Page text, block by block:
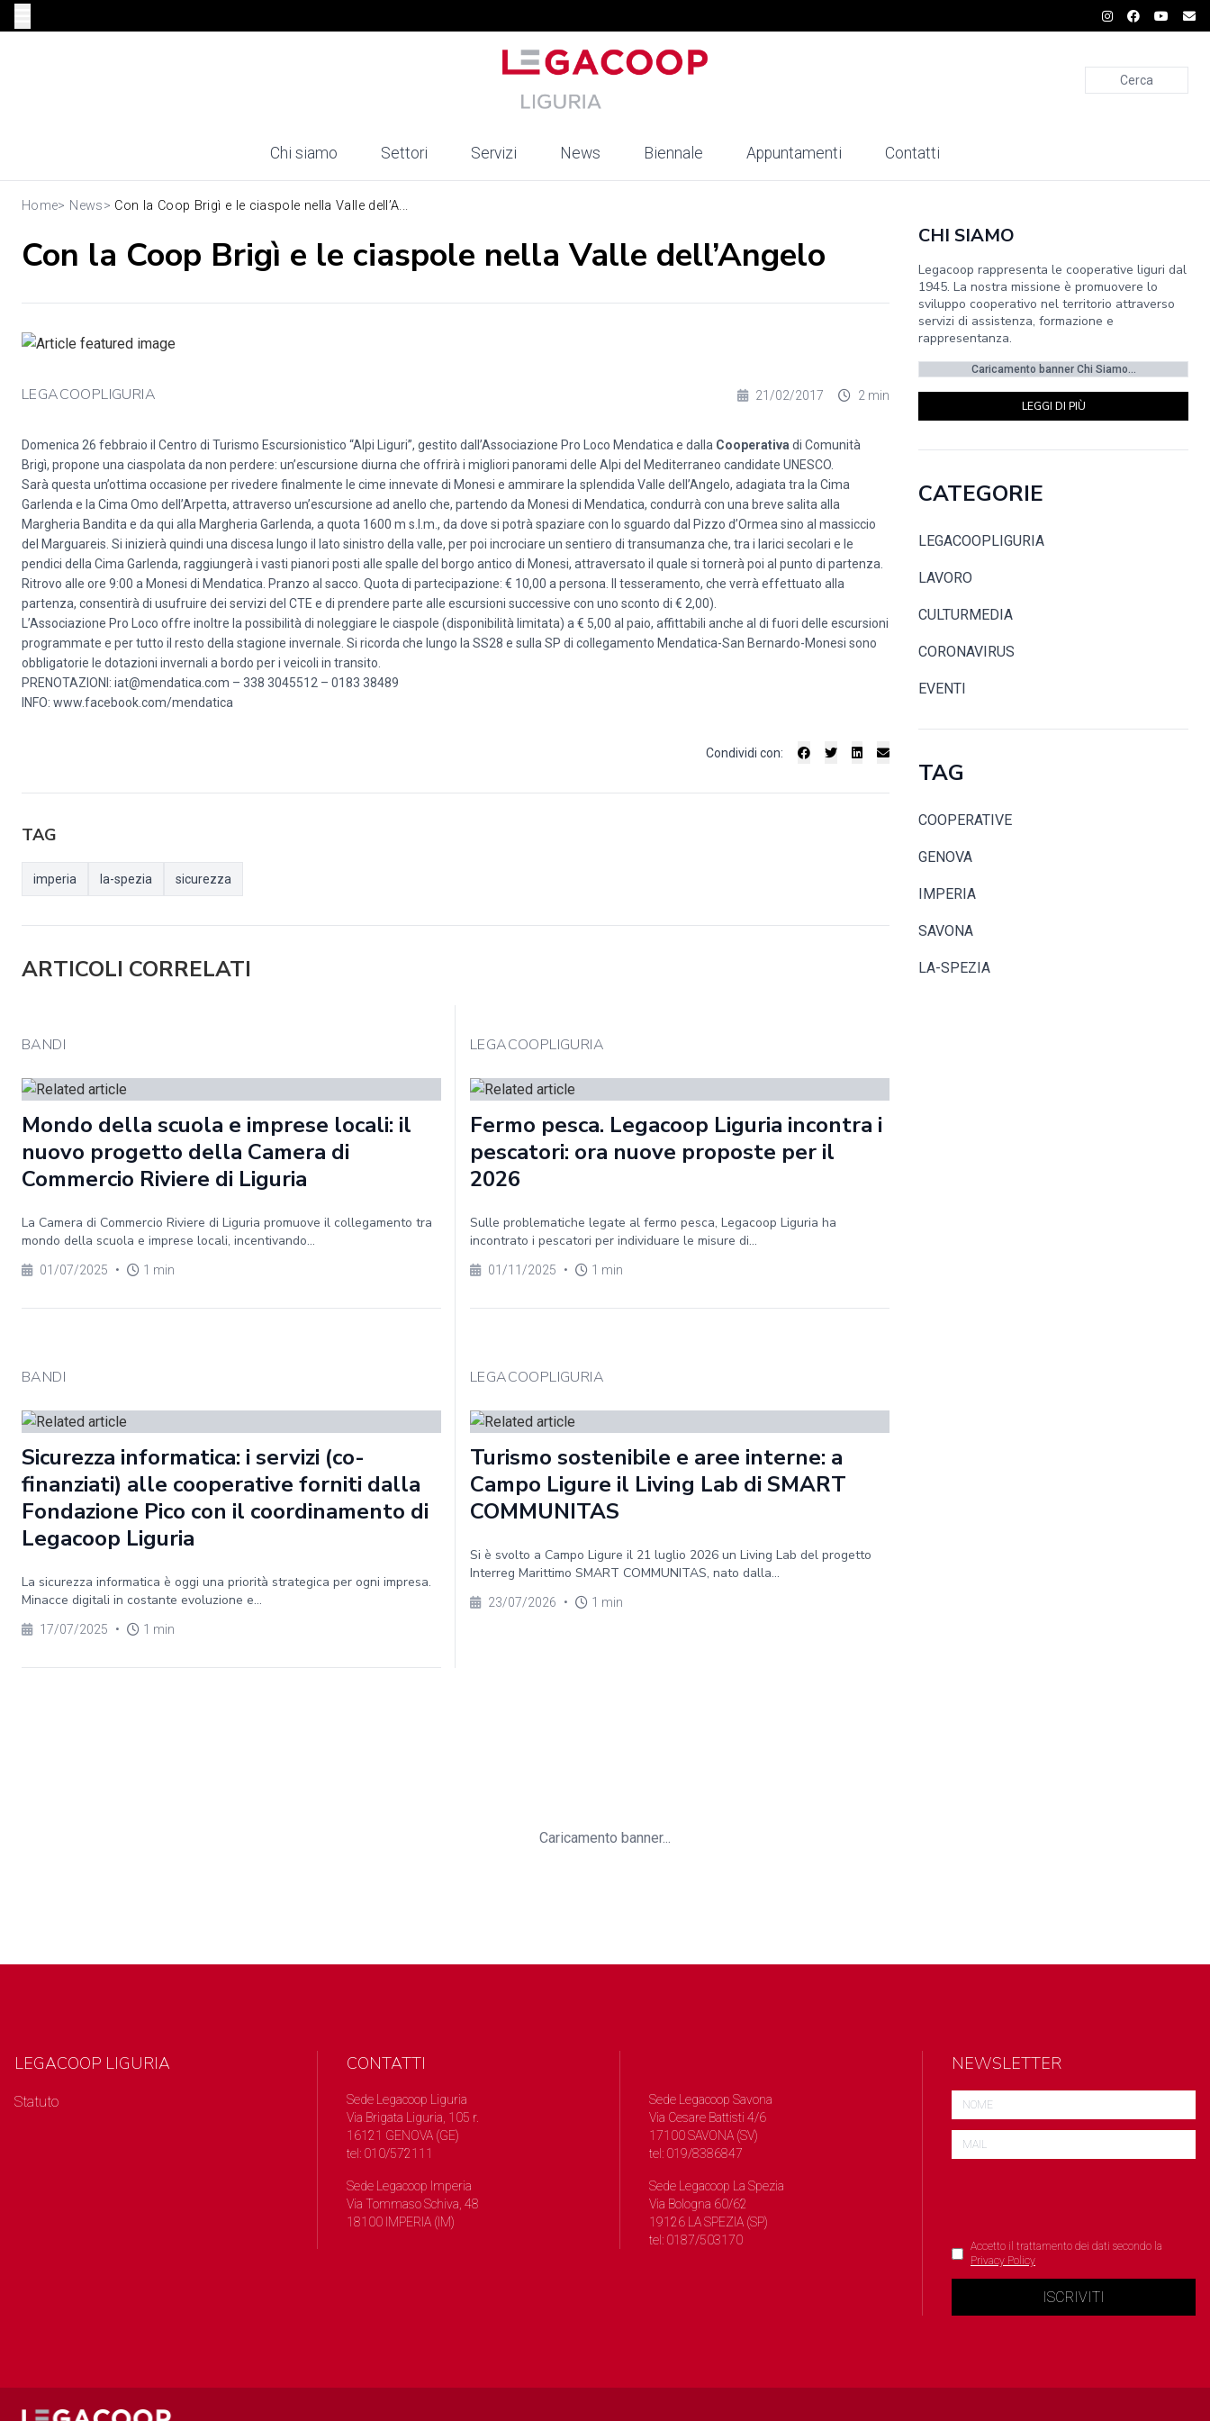
Cerca
Chi siamo Settori Servizi News Biennale Appuntamenti Contatti
Home> News> Con la Coop Brigì e le ciaspole nella Valle dell’A...
Con la Coop Brigì e le ciaspole nella Valle dell’Angelo
LEGACOOPLIGURIA 21/02/2017 2 min
Domenica 26 febbraio il Centro di Turismo Escursionistico “Alpi Liguri”, gestito dall’Associazione Pro Loco Mendatica e dalla Cooperativa di Comunità
Brigì, propone una ciaspolata da non perdere: un’escursione diurna che offrirà i migliori panorami delle Alpi del Mediterraneo candidate UNESCO.
Sarà questa un’ottima occasione per rivedere finalmente le cime innevate di Monesi e ammirare la splendida Valle dell’Angelo, adagiata tra la Cima
Garlenda e la Cima Omo dell’Arpetta, attraverso un’escursione ad anello che, partendo da Monesi di Mendatica, condurrà con una breve salita alla
Margheria Bandita e da qui alla Margheria Garlenda, a quota 1600 m s.l.m., da dove si potrà spaziare con lo sguardo dal Pizzo d’Ormea sino al massiccio
del Marguareis. Si inizierà quindi una discesa lungo il lato sinistro della valle, per poi incrociare un sentiero di transumanza che, tra i larici secolari e le
pendici della Cima Garlenda, raggiungerà i vasti pianori posti alle spalle del borgo antico di Monesi, attraversato il quale si tornerà poi al punto di partenza.
Ritrovo alle ore 9:00 a Monesi di Mendatica. Pranzo al sacco. Quota di partecipazione: € 10,00 a persona. Il tesseramento, che verrà effettuato alla
partenza, consentirà di usufruire dei servizi del CTE e di prendere parte alle escursioni successive con uno sconto di € 2,00).
L’Associazione Pro Loco offre inoltre la possibilità di noleggiare le ciaspole (disponibilità limitata) a € 5,00 al paio, affittabili anche al di fuori delle escursioni
programmate e per tutto il resto della stagione invernale. Si ricorda che lungo la SS28 e sulla SP di collegamento Mendatica-San Bernardo-Monesi sono
obbligatorie le dotazioni invernali a bordo per i veicoli in transito.
PRENOTAZIONI: iat@mendatica.com – 338 3045512 – 0183 38489
INFO: www.facebook.com/mendatica
Condividi con:
TAG
imperia la-spezia sicurezza
ARTICOLI CORRELATI
BANDI
Mondo della scuola e imprese locali: il
nuovo progetto della Camera di
Commercio Riviere di Liguria
La Camera di Commercio Riviere di Liguria promuove il collegamento tra
mondo della scuola e imprese locali, incentivando...
01/07/2025 • 1 min
LEGACOOPLIGURIA
Fermo pesca. Legacoop Liguria incontra i
pescatori: ora nuove proposte per il
2026
Sulle problematiche legate al fermo pesca, Legacoop Liguria ha
incontrato i pescatori per individuare le misure di...
01/11/2025 • 1 min
BANDI
Sicurezza informatica: i servizi (co-
finanziati) alle cooperative forniti dalla
Fondazione Pico con il coordinamento di
Legacoop Liguria
La sicurezza informatica è oggi una priorità strategica per ogni impresa.
Minacce digitali in costante evoluzione e...
17/07/2025 • 1 min
LEGACOOPLIGURIA
Turismo sostenibile e aree interne: a
Campo Ligure il Living Lab di SMART
COMMUNITAS
Si è svolto a Campo Ligure il 21 luglio 2026 un Living Lab del progetto
Interreg Marittimo SMART COMMUNITAS, nato dalla...
23/07/2026 • 1 min
CHI SIAMO
Legacoop rappresenta le cooperative liguri dal
1945. La nostra missione è promuovere lo
sviluppo cooperativo nel territorio attraverso
servizi di assistenza, formazione e
rappresentanza.
Caricamento banner Chi Siamo...
LEGGI DI PIÙ
CATEGORIE
LEGACOOPLIGURIA
LAVORO
CULTURMEDIA
CORONAVIRUS
EVENTI
TAG
COOPERATIVE
GENOVA
IMPERIA
SAVONA
LA-SPEZIA
Caricamento banner...
LEGACOOP LIGURIA
Statuto
CONTATTI
Sede Legacoop Liguria
Via Brigata Liguria, 105 r.
16121 GENOVA (GE)
tel: 010/572111
Sede Legacoop Imperia
Via Tommaso Schiva, 48
18100 IMPERIA (IM)
Sede Legacoop Savona
Via Cesare Battisti 4/6
17100 SAVONA (SV)
tel: 019/8386847
Sede Legacoop La Spezia
Via Bologna 60/62
19126 LA SPEZIA (SP)
tel: 0187/503170
NEWSLETTER
Accetto il trattamento dei dati secondo la
Privacy Policy
ISCRIVITI